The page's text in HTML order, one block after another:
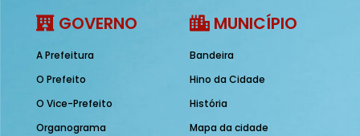
GOVERNO
A Prefeitura
O Prefeito
O Vice-Prefeito
Organograma
MUNICÍPIO
Bandeira
Hino da Cidade
História
Mapa da cidade